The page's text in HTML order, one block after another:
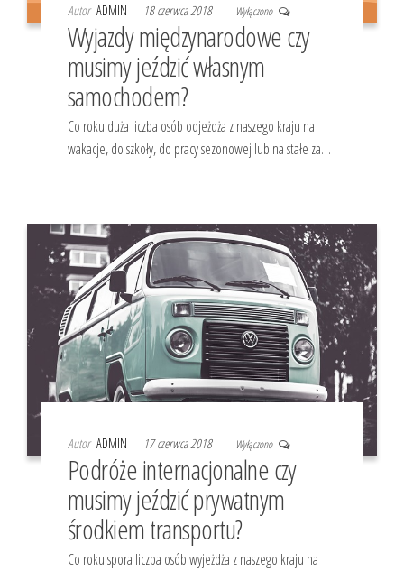
Autor ADMIN 18 czerwca 2018 Wyłączono
Wyjazdy międzynarodowe czy
musimy jeździć własnym
samochodem?
Co roku duża liczba osób odjeżdża z naszego kraju na
wakacje, do szkoły, do pracy sezonowej lub na stałe za…
Autor ADMIN 17 czerwca 2018 Wyłączono
Podróże internacjonalne czy
musimy jeździć prywatnym
środkiem transportu?
Co roku spora liczba osób wyjeżdża z naszego kraju na